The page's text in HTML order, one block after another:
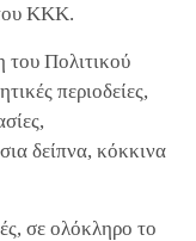
ΚΚΚ.
του Πολιτικού
περιοδείες,
δείπνα, κόκκινα
σε ολόκληρο το